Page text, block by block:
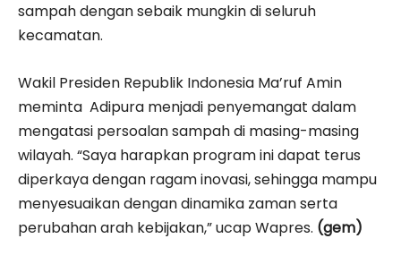
sampah dengan sebaik mungkin di seluruh
kecamatan.
Wakil Presiden Republik Indonesia Ma’ruf Amin
meminta Adipura menjadi penyemangat dalam
mengatasi persoalan sampah di masing-masing
wilayah. “Saya harapkan program ini dapat terus
diperkaya dengan ragam inovasi, sehingga mampu
menyesuaikan dengan dinamika zaman serta
perubahan arah kebijakan,” ucap Wapres. (gem)